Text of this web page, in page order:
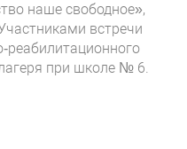
наше свободное»,
встречи
при школе № 6.